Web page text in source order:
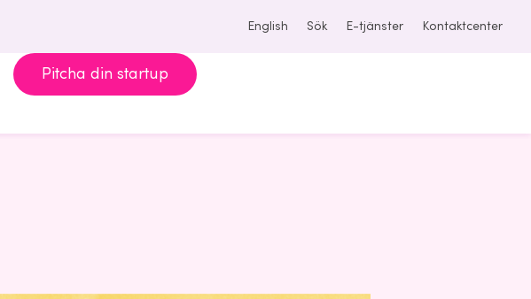
English Sök E-tjänster Kontaktcenter
Pitcha din startup